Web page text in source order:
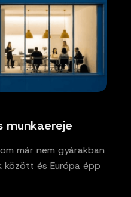
munkaereje
már nem gyárakban
között és Európa épp